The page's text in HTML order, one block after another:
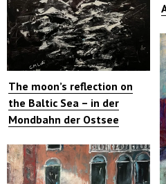
The moon’s reflection on
the Baltic Sea – in der
Mondbahn der Ostsee